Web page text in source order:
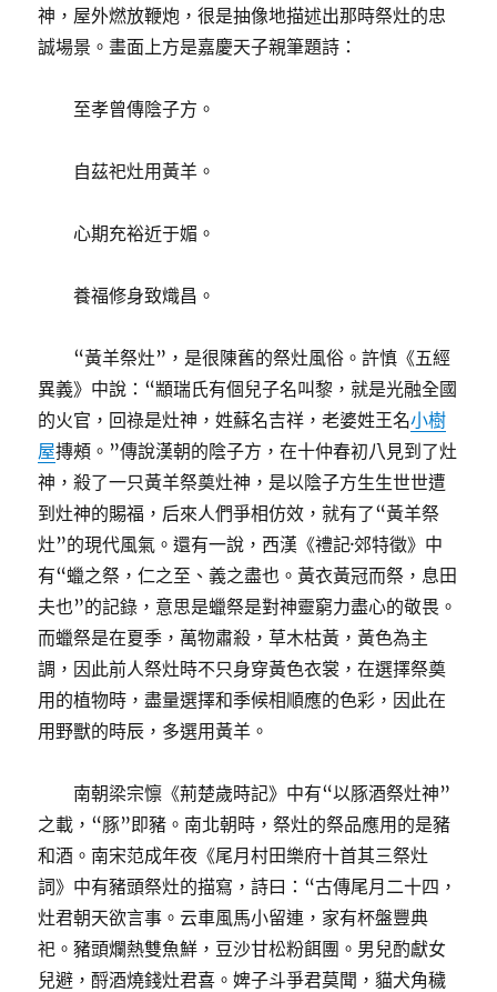
神，屋外燃放鞭炮，很是抽像地描述出那時祭灶的忠
誠場景。畫面上方是嘉慶天子親筆題詩：
至孝曾傳陰子方。
自茲祀灶用黃羊。
心期充裕近于媚。
養福修身致熾昌。
“黃羊祭灶”，是很陳舊的祭灶風俗。許慎《五經
異義》中說：“顓瑞氏有個兒子名叫黎，就是光融全國
的火官，回祿是灶神，姓蘇名吉祥，老婆姓王名小樹
屋摶頰。”傳說漢朝的陰子方，在十仲春初八見到了灶
神，殺了一只黃羊祭奠灶神，是以陰子方生生世世遭
到灶神的賜福，后來人們爭相仿效，就有了“黃羊祭
灶”的現代風氣。還有一說，西漢《禮記·郊特徵》中
有“蠟之祭，仁之至、義之盡也。黃衣黃冠而祭，息田
夫也”的記錄，意思是蠟祭是對神靈窮力盡心的敬畏。
而蠟祭是在夏季，萬物肅殺，草木枯黃，黃色為主
調，因此前人祭灶時不只身穿黃色衣裳，在選擇祭奠
用的植物時，盡量選擇和季候相順應的色彩，因此在
用野獸的時辰，多選用黃羊。
南朝梁宗懔《荊楚歲時記》中有“以豚酒祭灶神”
之載，“豚”即豬。南北朝時，祭灶的祭品應用的是豬
和酒。南宋范成年夜《尾月村田樂府十首其三祭灶
詞》中有豬頭祭灶的描寫，詩曰：“古傳尾月二十四，
灶君朝天欲言事。云車風馬小留連，家有杯盤豐典
祀。豬頭爛熱雙魚鮮，豆沙甘松粉餌團。男兒酌獻女
兒避，酹酒燒錢灶君喜。婢子斗爭君莫聞，貓犬角穢